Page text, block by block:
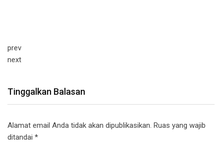
prev
next
Tinggalkan Balasan
Alamat email Anda tidak akan dipublikasikan. Ruas yang wajib
ditandai *